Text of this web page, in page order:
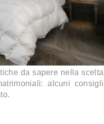
da sapere nella scelta
alcuni consigli